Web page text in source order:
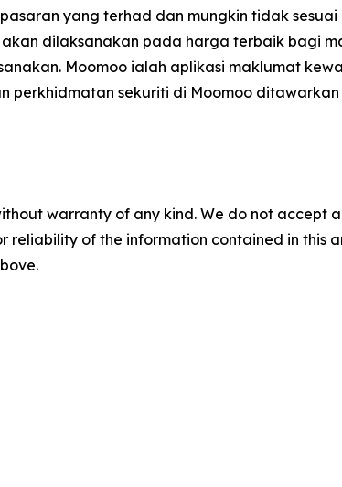
yang terhad dan mungkin tidak
dilaksanakan pada harga terbaik bagi
Moomoo ialah aplikasi maklumat
perkhidmatan sekuriti di Moomoo
warranty of any kind. We do not
reliability of the information contained in this